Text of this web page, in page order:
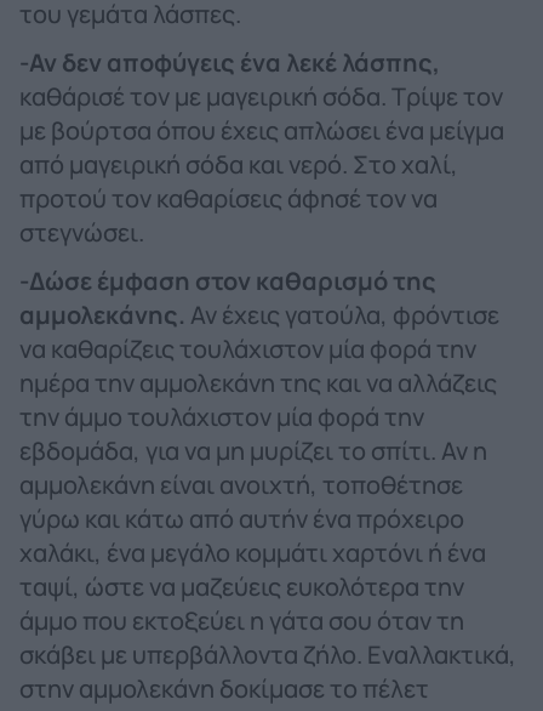
του γεμάτα λάσπες.
-Αν δεν αποφύγεις ένα λεκέ λάσπης,
καθάρισέ τον με μαγειρική σόδα. Τρίψε τον
με βούρτσα όπου έχεις απλώσει ένα μείγμα
από μαγειρική σόδα και νερό. Στο χαλί,
προτού τον καθαρίσεις άφησέ τον να
στεγνώσει.
-Δώσε έμφαση στον καθαρισμό της
αμμολεκάνης. Αν έχεις γατούλα, φρόντισε
να καθαρίζεις τουλάχιστον μία φορά την
ημέρα την αμμολεκάνη της και να αλλάζεις
την άμμο τουλάχιστον μία φορά την
εβδομάδα, για να μη μυρίζει το σπίτι. Αν η
αμμολεκάνη είναι ανοιχτή, τοποθέτησε
γύρω και κάτω από αυτήν ένα πρόχειρο
χαλάκι, ένα μεγάλο κομμάτι χαρτόνι ή ένα
ταψί, ώστε να μαζεύεις ευκολότερα την
άμμο που εκτοξεύει η γάτα σου όταν τη
σκάβει με υπερβάλλοντα ζήλο. Εναλλακτικά,
στην αμμολεκάνη δοκίμασε το πέλετ